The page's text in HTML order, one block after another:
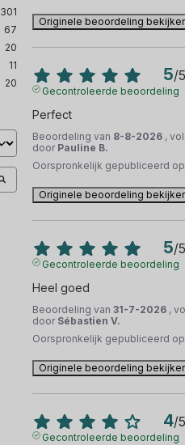
301
67
20
11
20
Originele beoordeling
5/5
Gecontroleerde beoordeling
Perfect
Beoordeling van 8-8-2026 ,
door Pauline B.
Oorspronkelijk gepubliceerd
Originele beoordeling
5/5
Gecontroleerde beoordeling
Heel goed
Beoordeling van 31-7-2026 ,
door Sébastien V.
Oorspronkelijk gepubliceerd
Originele beoordeling
4/5
Gecontroleerde beoordeling